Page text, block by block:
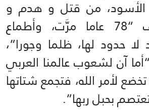
الأسود، من قتل و هدم و
تهجير”، واضاف “78 عاما مرَّت، وأطماع
لا حدود لها، ظلما وجورا”،
آن لشعوب عالمنا العربي
لأمر الله، فتجمع شتاتها
بحبل ربها”.